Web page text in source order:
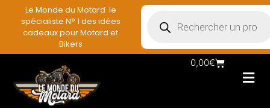
Le Monde du Motard le
spécialiste N° 1 des idées
cadeaux pour Motard et
Bikers
0,00€